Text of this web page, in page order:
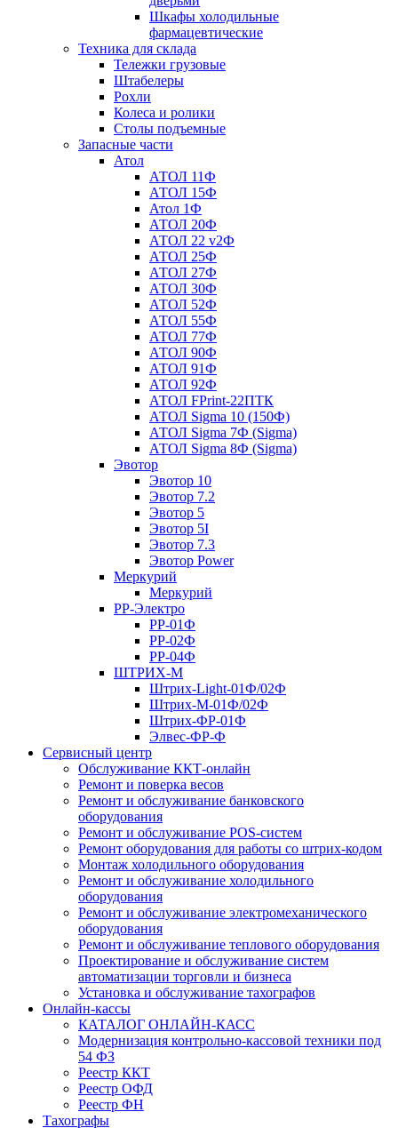
Шкафы холодильные
фармацевтические
Техника для склада
Тележки грузовые
Штабелеры
Рохли
Колеса и ролики
Столы подъемные
Запасные части
Атол
АТОЛ 11Ф
АТОЛ 15Ф
Атол 1Ф
АТОЛ 20Ф
АТОЛ 22 v2Ф
АТОЛ 25Ф
АТОЛ 27Ф
АТОЛ 30Ф
АТОЛ 52Ф
АТОЛ 55Ф
АТОЛ 77Ф
АТОЛ 90Ф
АТОЛ 91Ф
АТОЛ 92Ф
АТОЛ FPrint-22ПТК
АТОЛ Sigma 10 (150Ф)
АТОЛ Sigma 7Ф (Sigma)
АТОЛ Sigma 8Ф (Sigma)
Эвотор
Эвотор 10
Эвотор 7.2
Эвотор 5
Эвотор 5I
Эвотор 7.3
Эвотор Power
Меркурий
Меркурий
РР-Электро
РР-01Ф
РР-02Ф
РР-04Ф
ШТРИХ-М
Штрих-Light-01Ф/02Ф
Штрих-М-01Ф/02Ф
Штрих-ФР-01Ф
Элвес-ФР-Ф
Сервисный центр
Обслуживание ККТ-онлайн
Ремонт и поверка весов
Ремонт и обслуживание банковского
оборудования
Ремонт и обслуживание POS-систем
Ремонт оборудования для работы со штрих-кодом
Монтаж холодильного оборудования
Ремонт и обслуживание холодильного
оборудования
Ремонт и обслуживание электромеханического
оборудования
Ремонт и обслуживание теплового оборудования
Проектирование и обслуживание систем
автоматизации торговли и бизнеса
Установка и обслуживание тахографов
Онлайн-кассы
КАТАЛОГ ОНЛАЙН-КАСС
Модернизация контрольно-кассовой техники под
54 ФЗ
Реестр ККТ
Реестр ОФД
Реестр ФН
Тахографы